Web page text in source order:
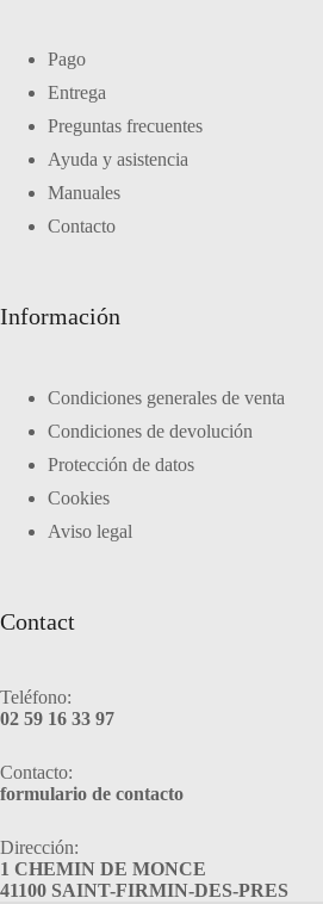
Pago
Entrega
Preguntas frecuentes
Ayuda y asistencia
Manuales
Contacto
Información
Condiciones generales de venta
Condiciones de devolución
Protección de datos
Cookies
Aviso legal
Contact
Teléfono:
02 59 16 33 97
Contacto:
formulario de contacto
Dirección:
1 CHEMIN DE MONCE
41100 SAINT-FIRMIN-DES-PRES